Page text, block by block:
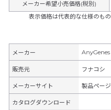
メーカー希望小売価格(税別)
表示価格は代表的な仕様のも
メーカー AnyGenes
販売元 フナコシ
メーカーサイト 製品ページ
カタログダウンロード